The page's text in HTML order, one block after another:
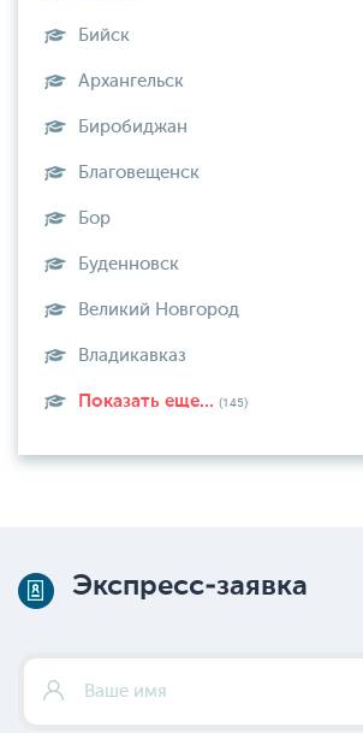
Бийск
Архангельск
Биробиджан
Благовещенск
Бор
Буденновск
Великий Новгород
Владикавказ
Показать еще... (145)
Экспресс-заявка